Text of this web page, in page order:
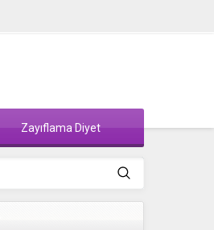
Zayıflama Diyet